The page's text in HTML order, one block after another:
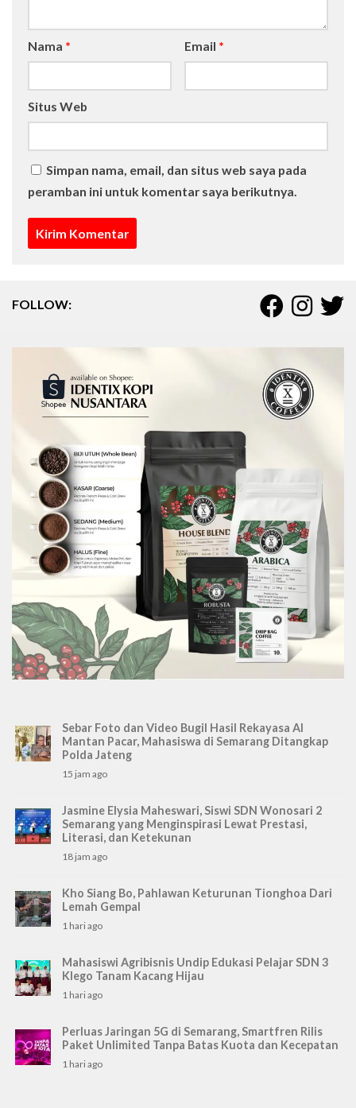
Nama * Email *
Situs Web
Simpan nama, email, dan situs web saya pada
peramban ini untuk komentar saya berikutnya.
FOLLOW:
Sebar Foto dan Video Bugil Hasil Rekayasa AI
Mantan Pacar, Mahasiswa di Semarang Ditangkap
Polda Jateng
15 jam ago
Jasmine Elysia Maheswari, Siswi SDN Wonosari 2
Semarang yang Menginspirasi Lewat Prestasi,
Literasi, dan Ketekunan
18 jam ago
Kho Siang Bo, Pahlawan Keturunan Tionghoa Dari
Lemah Gempal
1 hari ago
Mahasiswi Agribisnis Undip Edukasi Pelajar SDN 3
Klego Tanam Kacang Hijau
1 hari ago
Perluas Jaringan 5G di Semarang, Smartfren Rilis
Paket Unlimited Tanpa Batas Kuota dan Kecepatan
1 hari ago